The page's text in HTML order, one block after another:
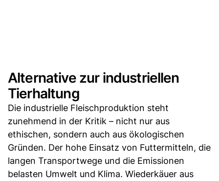
Alternative zur industriellen
Tierhaltung
Die industrielle Fleischproduktion steht
zunehmend in der Kritik – nicht nur aus
ethischen, sondern auch aus ökologischen
Gründen. Der hohe Einsatz von Futtermitteln, die
langen Transportwege und die Emissionen
belasten Umwelt und Klima. Wiederkäuer aus